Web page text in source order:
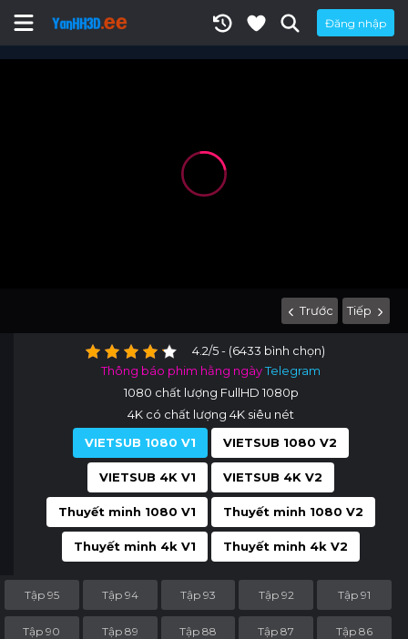
Đăng nhập
Trước Tiếp
4.2/5 - (6433 bình chọn)
Thông báo phim hằng ngàyTelegram
1080 chất lượng FullHD 1080p
4K có chất lượng 4K siêu nét
VIETSUB 1080 V1
VIETSUB 1080 V2
VIETSUB 4K V1 VIETSUB 4K V2
Thuyết minh 1080 V1 Thuyết minh 1080 V2
Thuyết minh 4k V1 Thuyết minh 4k V2
Tập 95 Tập 94 Tập 93 Tập 92 Tập 91
Tập 90 Tập 89 Tập 88 Tập 87 Tập 86